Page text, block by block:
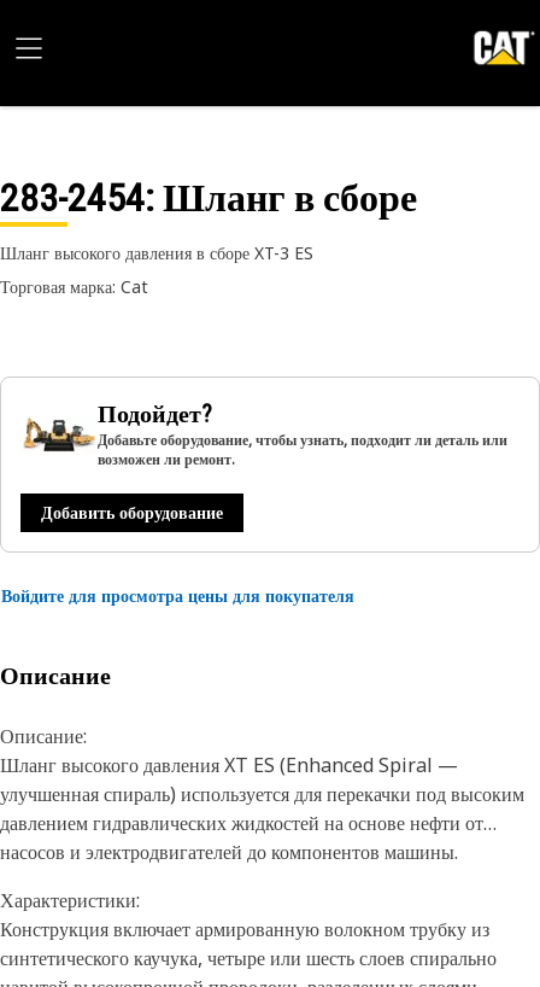
283-2454: Шланг в сборе
Шланг высокого давления в сборе XT-3 ES
Торговая марка: Cat
Подойдет?
Добавьте оборудование, чтобы узнать, подходит ли деталь или
возможен ли ремонт.
Добавить оборудование
Войдите для просмотра цены для покупателя
Описание
Описание:
Шланг высокого давления XT ES (Enhanced Spiral —
улучшенная спираль) используется для перекачки под высоким
давлением гидравлических жидкостей на основе нефти от
насосов и электродвигателей до компонентов машины.
Характеристики:
Конструкция включает армированную волокном трубку из
синтетического каучука, четыре или шесть слоев спирально